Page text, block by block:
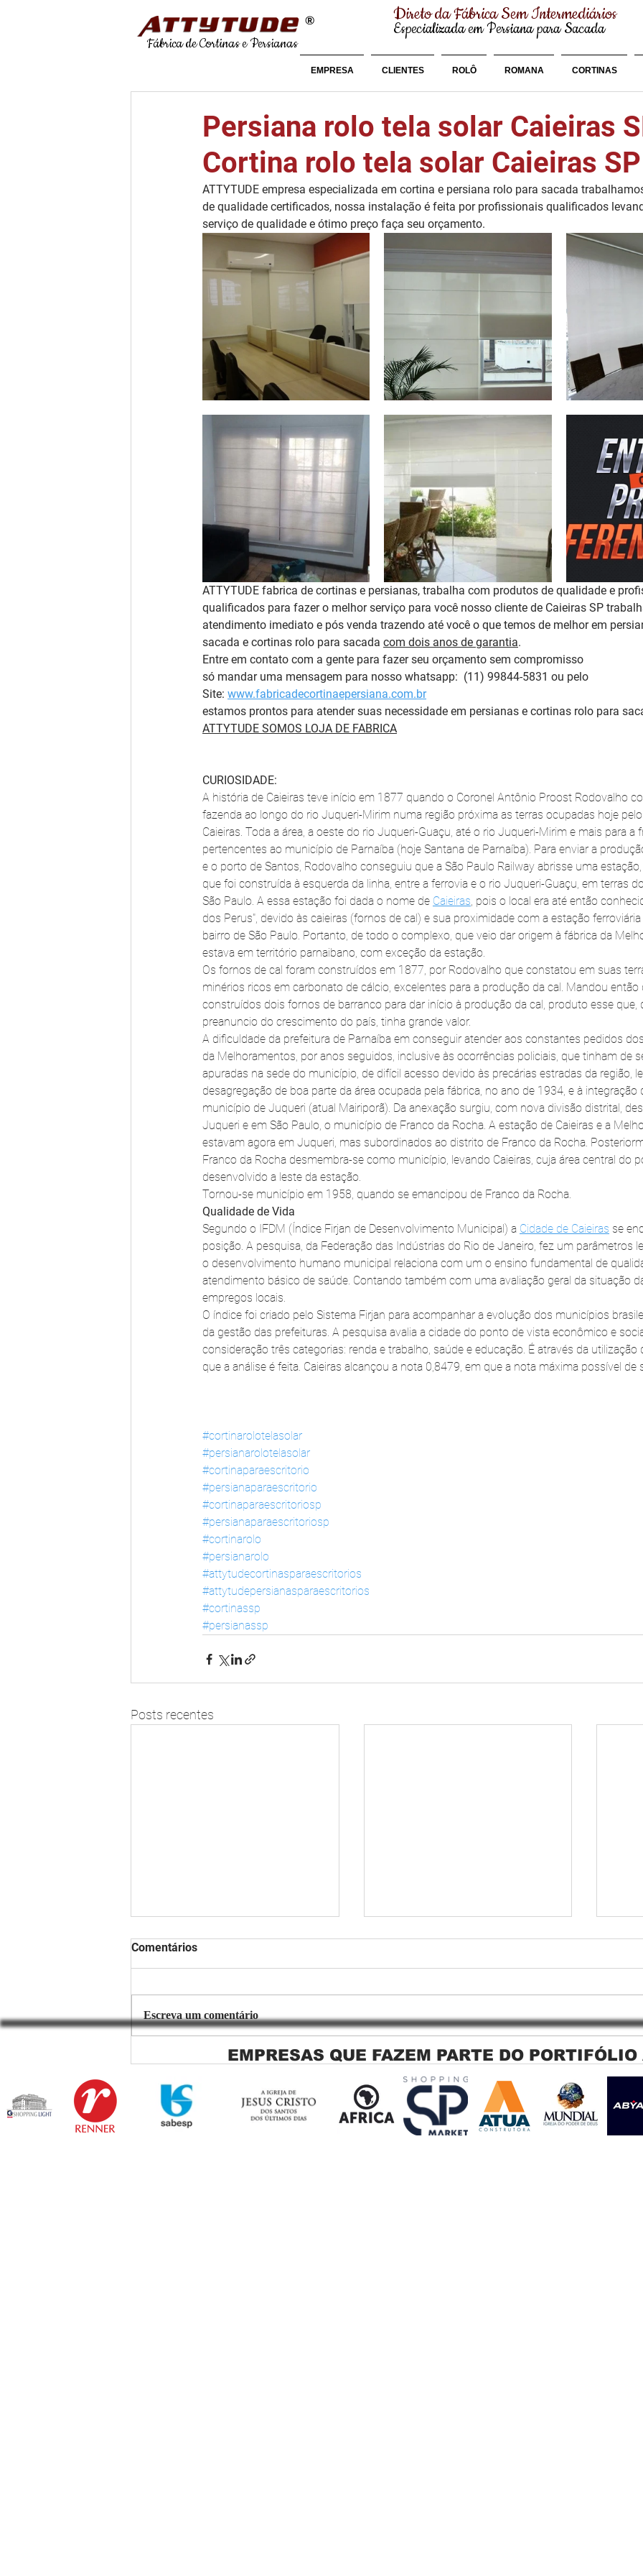
Fábrica de Cortinas e Persianas
® Direto da Fábrica Sem Intermediários
Especializada em Persiana para Sacada
EMPRESA CLIENTES ROLÔ ROMANA CORTINAS
Persiana rolo tela solar Caieiras
Cortina rolo tela solar Caieiras SP
ATTYTUDE empresa especializada em cortina e persiana rolo para sacada
de qualidade certificados, nossa instalação é feita por profissionais qualificados
serviço de qualidade e ótimo preço faça seu orçamento.
ATTYTUDE fabrica de cortinas e persianas, trabalha com produtos de qualidade e
qualificados para fazer o melhor serviço para você nosso cliente de Caieiras SP
atendimento imediato e pós venda trazendo até você o que temos de melhor em
sacada e cortinas rolo para sacada com dois anos de garantia.
Entre em contato com a gente para fazer seu orçamento sem compromisso
só mandar uma mensagem para nosso whatsapp:  (11) 99844-5831 ou pelo
Site: www.fabricadecortinaepersiana.com.br
estamos prontos para atender suas necessidade em persianas e cortinas rolo para
ATTYTUDE SOMOS LOJA DE FABRICA
CURIOSIDADE:
A história de Caieiras teve início em 1877 quando o Coronel Antônio Proost Rodovalho
fazenda ao longo do rio Juqueri-Mirim numa região próxima as terras ocupadas hoje
Caieiras. Toda a área, a oeste do rio Juqueri-Guaçu, até o rio Juqueri-Mirim e mais para a
pertencentes ao município de Parnaíba (hoje Santana de Parnaíba). Para enviar a
e o porto de Santos, Rodovalho conseguiu que a São Paulo Railway abrisse uma
que foi construída à esquerda da linha, entre a ferrovia e o rio Juqueri-Guaçu, em terras
São Paulo. A essa estação foi dada o nome de Caieiras, pois o local era até então
dos Perus", devido às caieiras (fornos de cal) e sua proximidade com a estação
bairro de São Paulo. Portanto, de todo o complexo, que veio dar origem à fábrica da
estava em território parnaibano, com exceção da estação.
Os fornos de cal foram construídos em 1877, por Rodovalho que constatou em suas
minérios ricos em carbonato de cálcio, excelentes para a produção da cal. Mandou
construídos dois fornos de barranco para dar início à produção da cal, produto esse que,
preanuncio do crescimento do país, tinha grande valor.
A dificuldade da prefeitura de Parnaíba em conseguir atender aos constantes pedidos
da Melhoramentos, por anos seguidos, inclusive às ocorrências policiais, que tinham de
apuradas na sede do município, de difícil acesso devido às precárias estradas da região,
desagregação de boa parte da área ocupada pela fábrica, no ano de 1934, e à integração
município de Juqueri (atual Mairiporã). Da anexação surgiu, com nova divisão distrital,
Juqueri e em São Paulo, o município de Franco da Rocha. A estação de Caieiras e a
estavam agora em Juqueri, mas subordinados ao distrito de Franco da Rocha.
Franco da Rocha desmembra-se como município, levando Caieiras, cuja área central do
desenvolvido a leste da estação.
Tornou-se município em 1958, quando se emancipou de Franco da Rocha.
Qualidade de Vida
Segundo o IFDM (Índice Firjan de Desenvolvimento Municipal) a Cidade de Caieiras se
posição. A pesquisa, da Federação das Indústrias do Rio de Janeiro, fez um parâmetros
o desenvolvimento humano municipal relaciona com um o ensino fundamental de
atendimento básico de saúde. Contando também com uma avaliação geral da situação
empregos locais.
O índice foi criado pelo Sistema Firjan para acompanhar a evolução dos municípios
da gestão das prefeituras. A pesquisa avalia a cidade do ponto de vista econômico e
consideração três categorias: renda e trabalho, saúde e educação. É através da utilização
que a análise é feita. Caieiras alcançou a nota 0,8479, em que a nota máxima possível de
#cortinarolotelasolar
#persianarolotelasolar
#cortinaparaescritorio
#persianaparaescritorio
#cortinaparaescritoriosp
#persianaparaescritoriosp
#cortinarolo
#persianarolo
#attytudecortinasparaescritorios
#attytudepersianasparaescritorios
#cortinassp
#persianassp
Posts recentes
Copiar de Persiana Rolo Tela
Sacada Perfeita no Link
Sapopemba!
Persiana Rolo Tela Solar: O
Segredo para uma Sacada
Perfeita no Link Sapopemba!
Comentários
Escreva um comentário
EMPRESAS QUE FAZEM PARTE DO